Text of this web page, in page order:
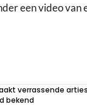
een video
verrassende
bekend